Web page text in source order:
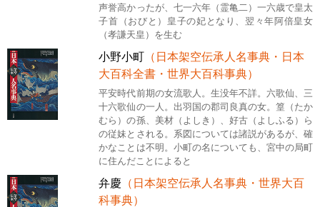
声誉高かったが、七一六年（霊亀二）一六歳で皇太
子首（おびと）皇子の妃となり、翌々年阿倍皇女
（孝謙天皇）を生む
小野小町 （日本架空伝承人名事典・日本
大百科全書・世界大百科事典）
平安時代前期の女流歌人。生没年不詳。六歌仙、三
十六歌仙の一人。出羽国の郡司良真の女。篁（たか
むら）の孫、美材（よしき）、好古（よしふる）ら
の従妹とされる。系図については諸説があるが、確
かなことは不明。小町の名についても、宮中の局町
に住んだことによると
弁慶 （日本架空伝承人名事典・世界大百
科事典）